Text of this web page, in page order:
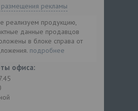
рекламы
реализуем продукцию,
данные продавцов
в блоке справа от
подробнее
офиса: